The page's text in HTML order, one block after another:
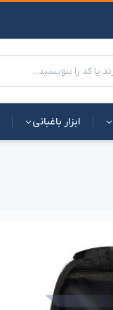
ابزار باغبانی